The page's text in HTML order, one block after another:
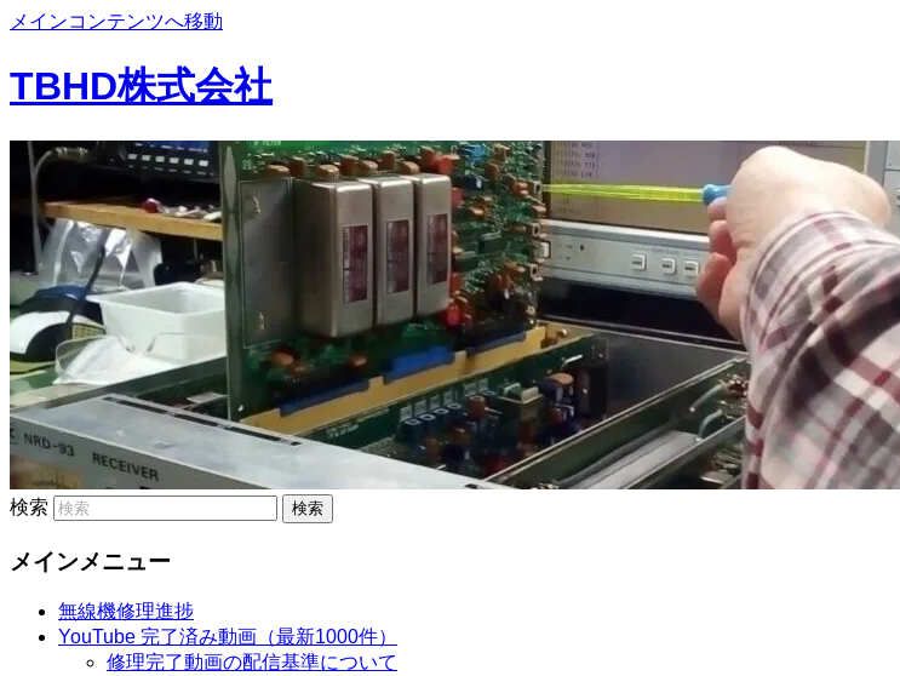
メインコンテンツへ移動
TBHD株式会社
検索
メインメニュー
無線機修理進捗
YouTube 完了済み動画（最新1000件）
修理完了動画の配信基準について